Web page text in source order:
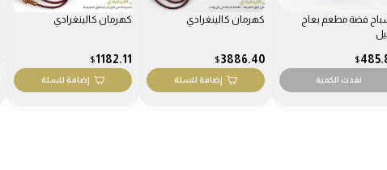
كالينغرادي
إضافة للسلة
كهرمان كالينغرادي
1182.11
$
إضافة للسلة
عكاز عاج فاخر
2914.80
نفدت الكمية